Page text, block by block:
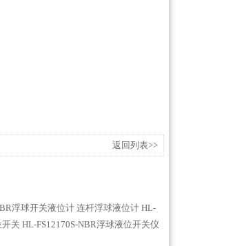
返回列表>>
浮球开关液位计 连杆浮球液位计 HL-
开关 HL-FS12170S-NBR浮球液位开关仪